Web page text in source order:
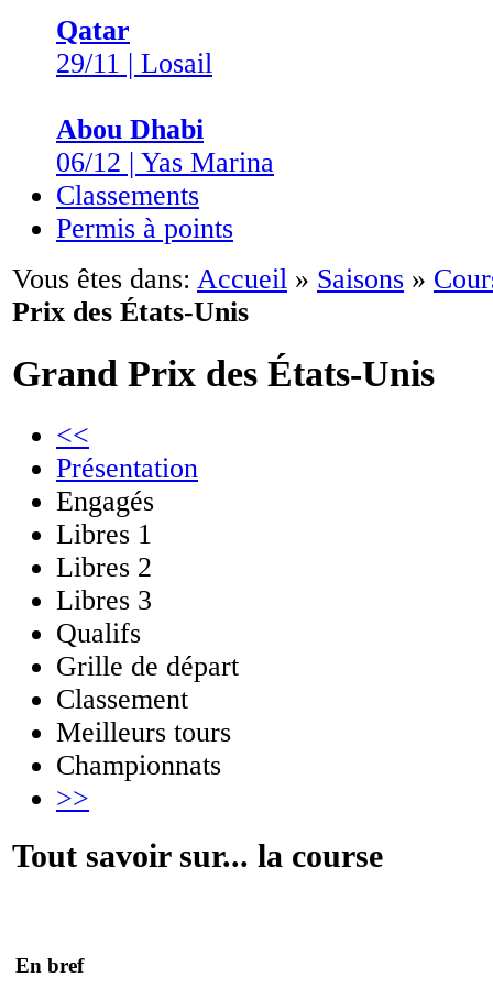
Qatar
29/11 | Losail
Abou Dhabi
06/12 | Yas Marina
Classements
Permis à points
Vous êtes dans: Accueil » Saisons »
Prix des États-Unis
Grand Prix des États-Unis
<<
Présentation
Engagés
Libres 1
Libres 2
Libres 3
Qualifs
Grille de départ
Classement
Meilleurs tours
Championnats
>>
Tout savoir sur... la course
En bref